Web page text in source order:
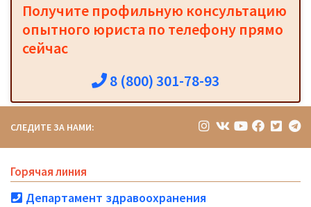
Получите профильную консультацию
опытного юриста по телефону прямо
сейчас
8 (800) 301-78-93
СЛЕДИТЕ ЗА НАМИ:
Горячая линия
Департамент здравоохранения